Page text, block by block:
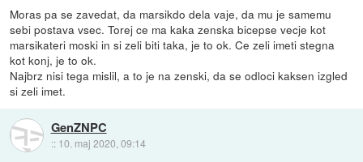
Moras pa se zavedat, da marsikdo dela vaje, da mu je samemu
sebi postava vsec. Torej ce ma kaka zenska bicepse vecje kot
marsikateri moski in si zeli biti taka, je to ok. Ce zeli imeti stegna
kot konj, je to ok.
Najbrz nisi tega mislil, a to je na zenski, da se odloci kaksen izgled
si zeli imet.
GenZNPC
:: 10. maj 2020, 09:14